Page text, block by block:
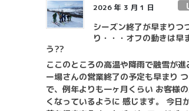
2026 年 3 月 1 日
シーズン終了が早まりつ
り・・・オフの動きは早
う??
ここのところの高温や降雨で融雪が進
ー場さんの営業終了の予定も早まり
で、例年よりも一ヶ月くらい お客様
くなっているように 感じます。 今日